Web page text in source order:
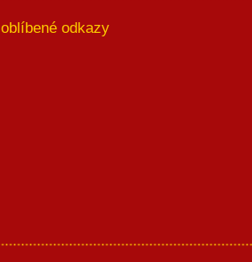
oblíbené odkazy